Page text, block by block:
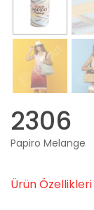
2306
Papiro Melange
Ürün Özellikleri